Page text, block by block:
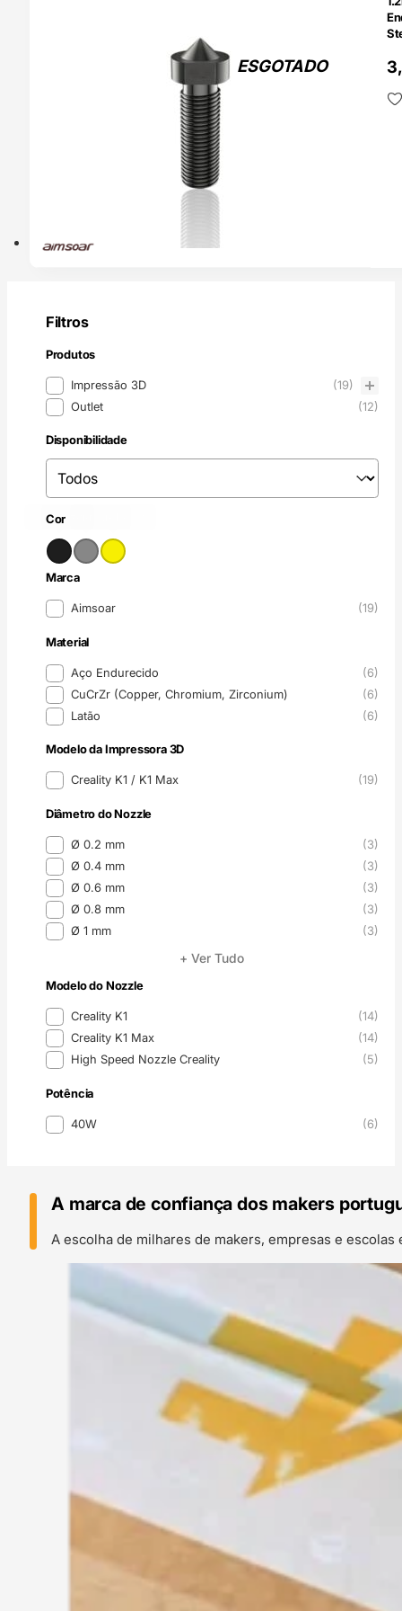
ESGOTADO
Filtros
Produtos
ProdutosImpressão 3D
(19)
Outlet
(12)
Disponibilidade
Disponibilidade
Disponibilidade
Cor
Cor
Preto
Cinzento
Marca
MarcaAimsoar (19)
Material
MaterialAço Endurecido
(6)
CuCrZr (Copper, Chromium, Zirconium)
(6)
Latão
(6)
Modelo da Impressora 3D
Modelo da Impressora 3D
Creality K1 / K1 Max (19)
Diâmetro do Nozzle
Diâmetro do Nozzle
Ø 0.2 mm
(3)
Ø 0.4 mm
(3)
Ø 0.6 mm
(3)
Ø 0.8 mm
(3)
Ø 1 mm
(3)
+ Ver Tudo
Modelo do Nozzle
Modelo do Nozzle
Creality K1
(14)
Creality K1 Max
(14)
High Speed Nozzle Creality
(5)
Potência
Potência
40W (6)
A marca de confiança dos makers
A escolha de milhares de makers, empresas e escolas